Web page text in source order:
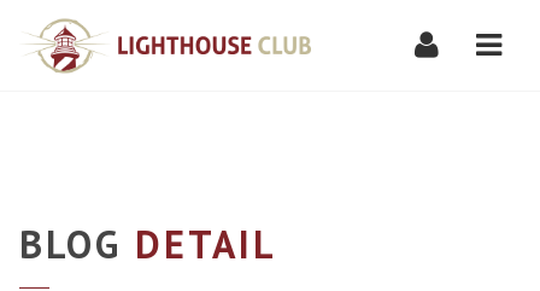
BLOG DETAIL